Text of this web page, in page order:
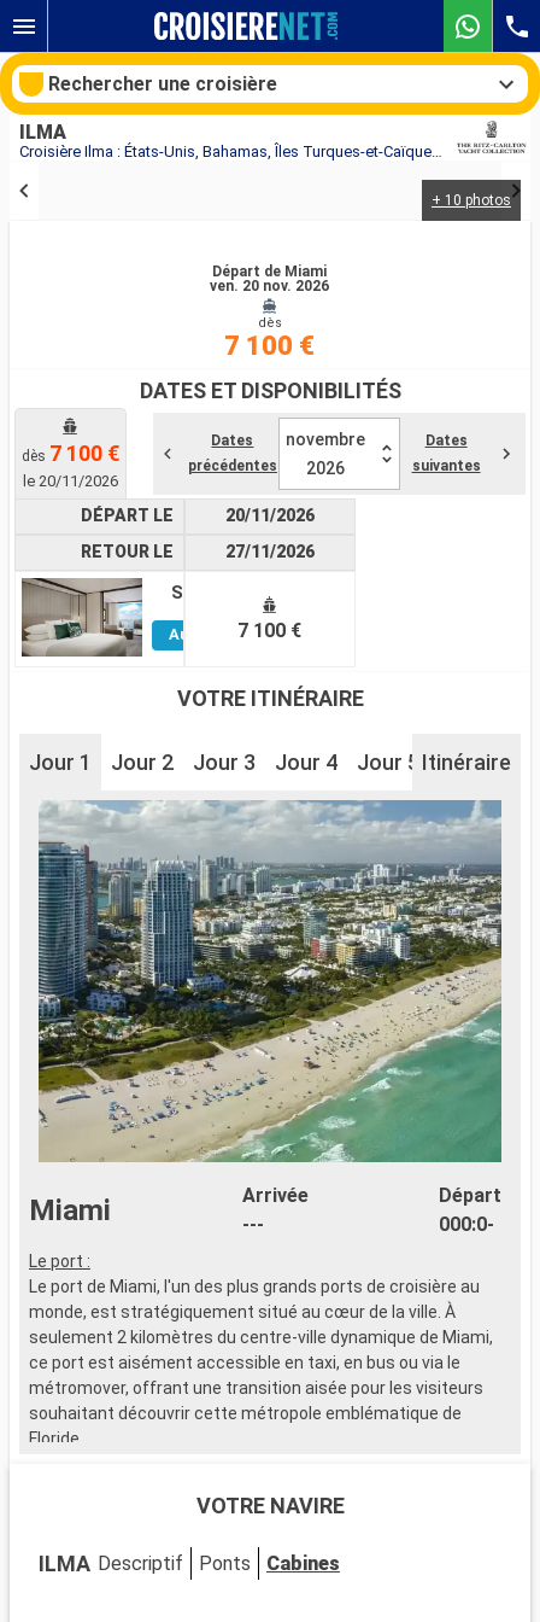
Croisière Ilma : États-Unis, Bahamas, Îles Turques-et-Caïques, République Dominicaine, Porto Rico au départ de Miami
ILMA
+ 10 photos
Départ de Miami
ven. 20 nov. 2026
dès
7 100 €
DATES ET DISPONIBILITÉS
dès 7 100 €
le 20/11/2026
Dates
précédentes
novembre
2026
Dates
suivantes
DÉPART LE
RETOUR LE
Suite
Autres
20/11/2026
27/11/2026
7 100 €
VOTRE ITINÉRAIRE
Jour 1 Jour 2 Jour 3 Jour 4 Jour 5 Jour 6
Itinéraire
Miami
Arrivée
---
Départ
000:0-
Le port :
Le port de Miami, l'un des plus grands ports de croisière au
monde, est stratégiquement situé au cœur de la ville. À
seulement 2 kilomètres du centre-ville dynamique de Miami,
ce port est aisément accessible en taxi, en bus ou via le
métromover, offrant une transition aisée pour les visiteurs
souhaitant découvrir cette métropole emblématique de
Floride.
Miami est un mélange vibrant de cultures, d'art et de plages.
fresques murales et ses galeries avant-gardistes. Le quartier
VOTRE NAVIRE
ILMA Descriptif Ponts Cabines
Rechercher une croisière
Rechercher